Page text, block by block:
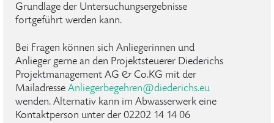
Grundlage der Untersuchungsergebnisse
fortgeführt werden kann.
Bei Fragen können sich Anliegerinnen und
Anlieger gerne an den Projektsteuerer Diederichs
Projektmanagement AG & Co.KG mit der
Mailadresse Anliegerbegehren@diederichs.eu
wenden. Alternativ kann im Abwasserwerk eine
Kontaktperson unter der 02202 14 14 06